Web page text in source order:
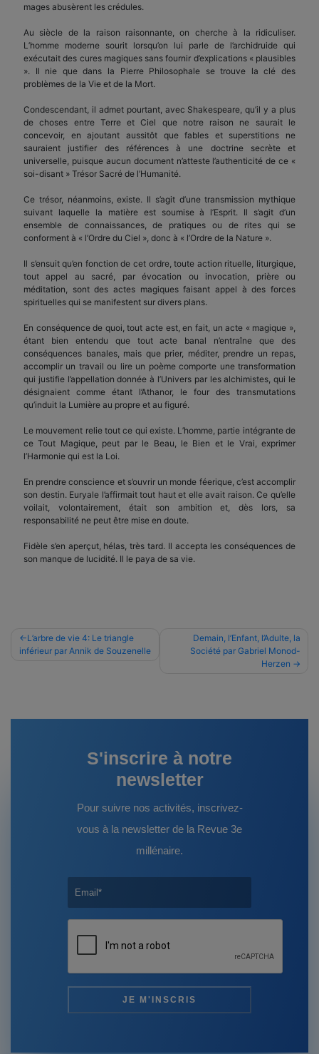
mages abusèrent les crédules.
Au siècle de la raison raisonnante, on cherche à la ridiculiser.
L’homme moderne sourit lorsqu’on lui parle de l’archidruide qui
exécutait des cures magiques sans fournir d’explications « plausibles
». Il nie que dans la Pierre Philosophale se trouve la clé des
problèmes de la Vie et de la Mort.
Condescendant, il admet pourtant, avec Shakespeare, qu’il y a plus
de choses entre Terre et Ciel que notre raison ne saurait le
concevoir, en ajoutant aussitôt que fables et superstitions ne
sauraient justifier des références à une doctrine secrète et
universelle, puisque aucun document n’atteste l’authenticité de ce «
soi-disant » Trésor Sacré de l’Humanité.
Ce trésor, néanmoins, existe. Il s’agit d’une transmission mythique
suivant laquelle la matière est soumise à l’Esprit. Il s’agit d’un
ensemble de connaissances, de pratiques ou de rites qui se
conforment à « l’Ordre du Ciel », donc à « l’Ordre de la Nature ».
Il s’ensuit qu’en fonction de cet ordre, toute action rituelle, liturgique,
tout appel au sacré, par évocation ou invocation, prière ou
méditation, sont des actes magiques faisant appel à des forces
spirituelles qui se manifestent sur divers plans.
En conséquence de quoi, tout acte est, en fait, un acte « magique »,
étant bien entendu que tout acte banal n’entraîne que des
conséquences banales, mais que prier, méditer, prendre un repas,
accomplir un travail ou lire un poème comporte une transformation
qui justifie l’appellation donnée à l’Univers par les alchimistes, qui le
désignaient comme étant l’Athanor, le four des transmutations
qu’induit la Lumière au propre et au figuré.
Le mouvement relie tout ce qui existe. L’homme, partie intégrante de
ce Tout Magique, peut par le Beau, le Bien et le Vrai, exprimer
l’Harmonie qui est la Loi.
En prendre conscience et s’ouvrir un monde féerique, c’est accomplir
son destin. Euryale l’affirmait tout haut et elle avait raison. Ce qu’elle
voilait, volontairement, était son ambition et, dès lors, sa
responsabilité ne peut être mise en doute.
Fidèle s’en aperçut, hélas, très tard. Il accepta les conséquences de
son manque de lucidité. Il le paya de sa vie.
Navigation
de
L’arbre de vie 4: Le triangle
inférieur par Annik de Souzenelle
Demain, l’Enfant, l’Adulte, la
Société par Gabriel Monod-
Herzen
S'inscrire à notre
newsletter
Pour suivre nos activités, inscrivez-
vous à la newsletter de la Revue 3e
millénaire.